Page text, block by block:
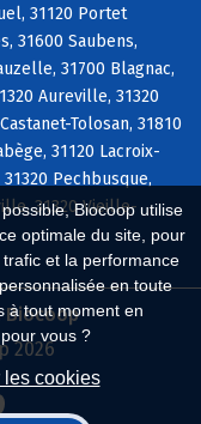
Biocoop utilise
optimale du site, pour
et la performance
en toute
à tout moment en
vous ?
les cookies
31120 Portet
31600 Saubens,
31700 Blagnac,
Aureville, 31320
Tolosan, 31810
31120 Lacroix-
Pechbusque,
31320 Vieille-
Biocoop
2026